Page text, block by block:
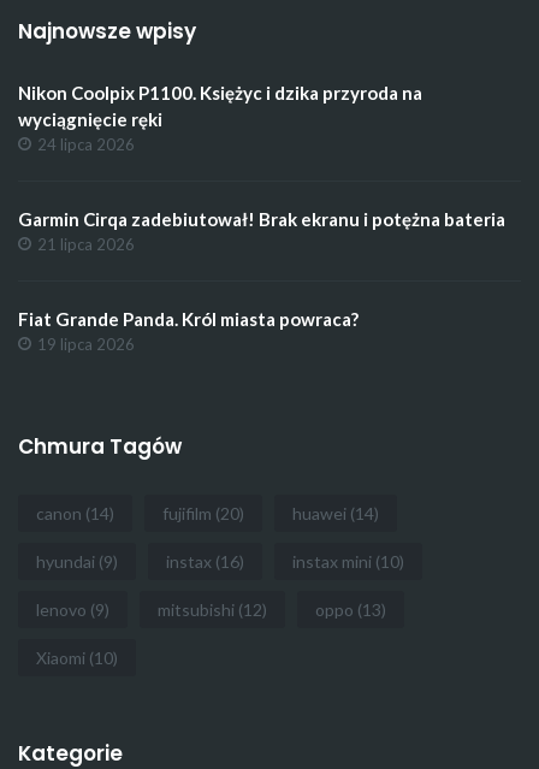
Najnowsze wpisy
Nikon Coolpix P1100. Księżyc i dzika przyroda na
wyciągnięcie ręki
24 lipca 2026
Garmin Cirqa zadebiutował! Brak ekranu i potężna bateria
21 lipca 2026
Fiat Grande Panda. Król miasta powraca?
19 lipca 2026
Chmura Tagów
canon (14) fujifilm (20) huawei (14)
hyundai (9) instax (16) instax mini (10)
lenovo (9) mitsubishi (12) oppo (13)
Xiaomi (10)
Kategorie